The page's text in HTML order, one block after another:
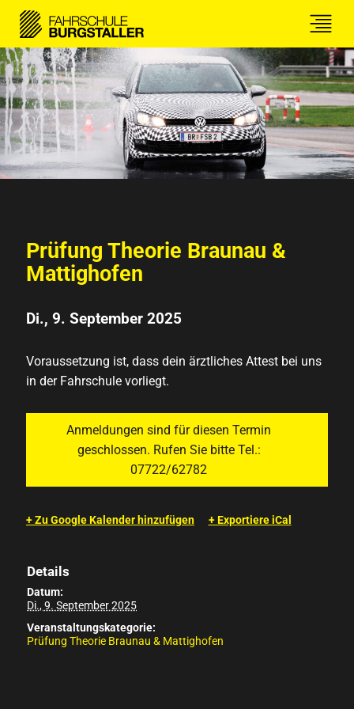
Prüfung Theorie Braunau &
Mattighofen
Di., 9. September 2025
Voraussetzung ist, dass dein ärztliches Attest bei uns
in der Fahrschule vorliegt.
Anmeldungen sind für diesen Termin
geschlossen. Rufen Sie bitte Tel.:
07722/62782
+ Zu Google Kalender hinzufügen + Exportiere iCal
Details
Datum:
Di., 9. September 2025
Veranstaltungskategorie:
Prüfung Theorie Braunau & Mattighofen